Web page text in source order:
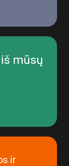
mūsų
ir